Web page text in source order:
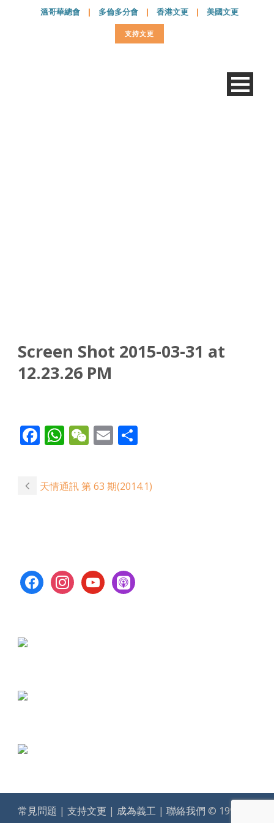
溫哥華總會 | 多倫多分會 | 香港文更 | 美國文更
支持文更
Screen Shot 2015-03-31 at
12.23.26 PM
Facebook
WhatsApp
WeChat
Email
天情通訊 第 63 期(2014.1)
facebookinstagramyoutubeapple-
podcasts
常見問題 | 支持文更 | 成為義工 | 聯絡我們 © 1994-